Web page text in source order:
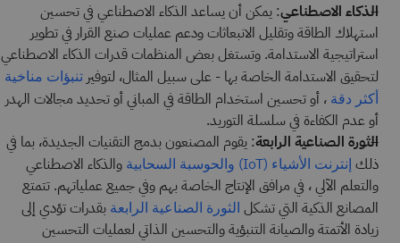
الذكاء الاصطناعي: يمكن أن يساعد الذكاء الاصطناعي في تحسين
استهلاك الطاقة وتقليل الانبعاثات ودعم عمليات صنع القرار في تطوير
استراتيجية الاستدامة. وتستغل بعض المنظمات قدرات الذكاء الاصطناعي
لتحقيق الاستدامة الخاصة بها - على سبيل المثال، لتوفير تنبؤات مناخية
أكثر دقة ، أو تحسين استخدام الطاقة في المباني أو تحديد مجالات الهدر
أو عدم الكفاءة في سلسلة التوريد.
الثورة الصناعية الرابعة: يقوم المصنعون بدمج التقنيات الجديدة، بما في
ذلك إنترنت الأشياء (IoT) والحوسبة السحابية والذكاء الاصطناعي
والتعلم الآلي ، في مرافق الإنتاج الخاصة بهم وفي جميع عملياتهم. تتمتع
المصانع الذكية التي تشكل الثورة الصناعية الرابعة بقدرات تؤدي إلى
زيادة الأتمتة والصيانة التنبؤية والتحسين الذاتي لعمليات التحسين